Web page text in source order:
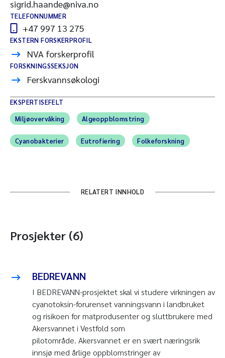
sigrid.haande@niva.no
TELEFONNUMMER
+47 997 13 275
EKSTERN FORSKERPROFIL
NVA forskerprofil
FORSKNINGSSEKSJON
Ferskvannsøkologi
EKSPERTISEFELT
Miljøovervåking
Algeoppblomstring
Cyanobakterier Eutrofiering Folkeforskning
RELATERT INNHOLD
Prosjekter (6)
BEDREVANN
I BEDREVANN-prosjektet skal vi studere virkningen av
cyanotoksin-forurenset vanningsvann i landbruket
og risikoen for matprodusenter og sluttbrukere med
Akersvannet i Vestfold som
pilotområde. Akersvannet er en svært næringsrik
innsjø med årlige oppblomstringer av